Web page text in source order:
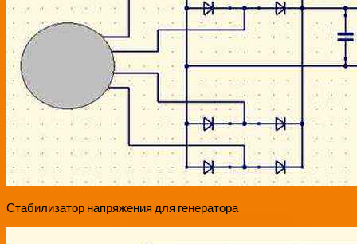
Стабилизатор напряжения для генератора